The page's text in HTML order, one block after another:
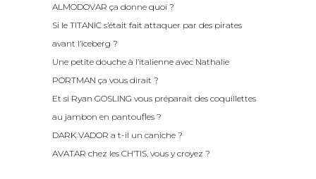
ALMODOVAR ça donne quoi ?
Si le TITANIC s’était fait attaquer par des pirates
avant l’iceberg ?
Une petite douche à l’italienne avec Nathalie
PORTMAN ça vous dirait ?
Et si Ryan GOSLING vous préparait des coquillettes
au jambon en pantoufles ?
DARK VADOR a t-il un caniche ?
AVATAR chez les CH’TIS, vous y croyez ?